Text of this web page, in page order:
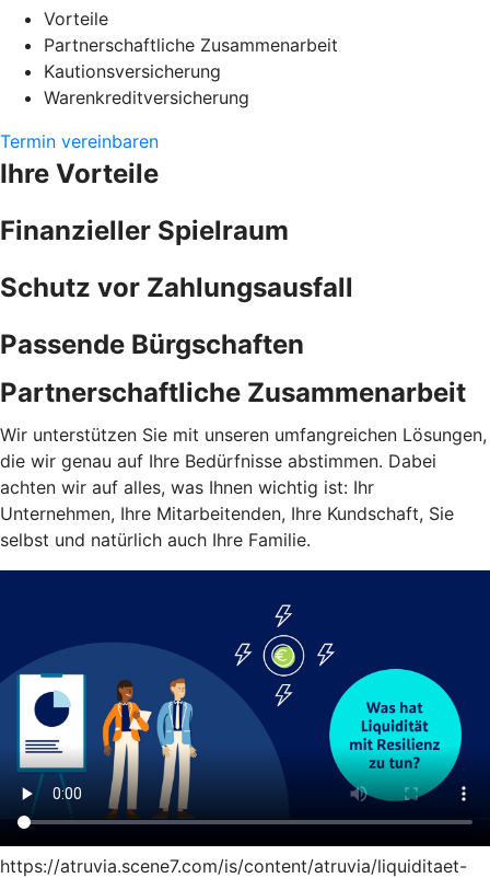
Vorteile
Partnerschaftliche Zusammenarbeit
Kautionsversicherung
Warenkreditversicherung
Termin vereinbaren
Ihre Vorteile
Finanzieller Spielraum
Schutz vor Zahlungsausfall
Passende Bürgschaften
Partnerschaftliche Zusammenarbeit
Wir unterstützen Sie mit unseren umfangreichen Lösungen,
die wir genau auf Ihre Bedürfnisse abstimmen. Dabei
achten wir auf alles, was Ihnen wichtig ist: Ihr
Unternehmen, Ihre Mitarbeitenden, Ihre Kundschaft, Sie
selbst und natürlich auch Ihre Familie.
https://atruvia.scene7.com/is/content/atruvia/liquiditaet-